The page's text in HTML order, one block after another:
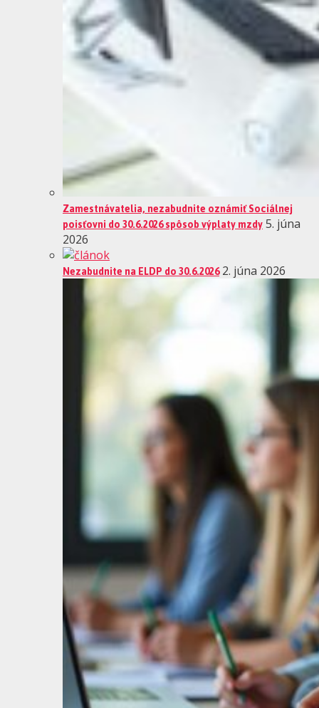
Zamestnávatelia, nezabudnite oznámiť Sociálnej
poisťovni do 30.6.2026 spôsob výplaty mzdy5. júna
2026
Nezabudnite na ELDP do 30.6.2026 2. júna 2026